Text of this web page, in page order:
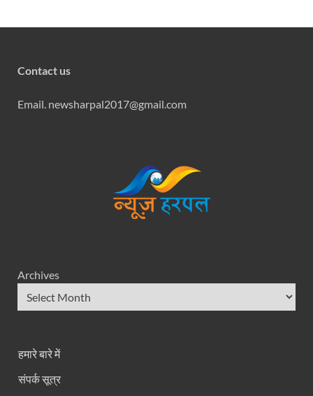
Contact us
Email. newsharpal2017@gmail.com
Archives
हमारे बारे में
संपर्क सूत्र